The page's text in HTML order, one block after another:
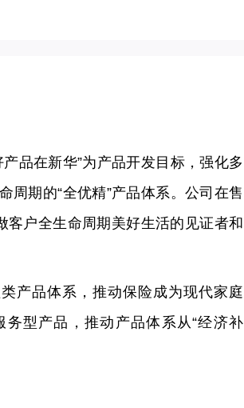
品在新华”为产品开发目标，强化多
周期的“全优精”产品体系。公司在售
客户全生命周期美好生活的见证者和
产品体系，推动保险成为现代家庭
务型产品，推动产品体系从“经济补